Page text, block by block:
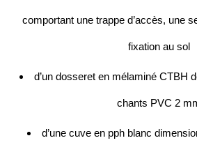
comportant une trappe d’accès, une
fixation au sol
d’un dosseret en mélaminé CTBH
chants PVC 2
d’une cuve en pph blanc